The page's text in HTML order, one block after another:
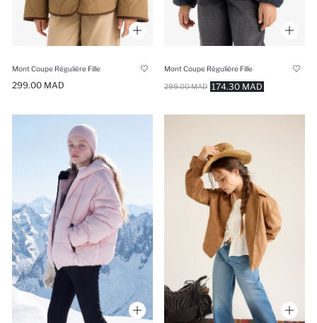
Mont Coupe Régulière Fille
299.00 MAD
Mont Coupe Régulière Fille
174.30 MAD
299.00 MAD